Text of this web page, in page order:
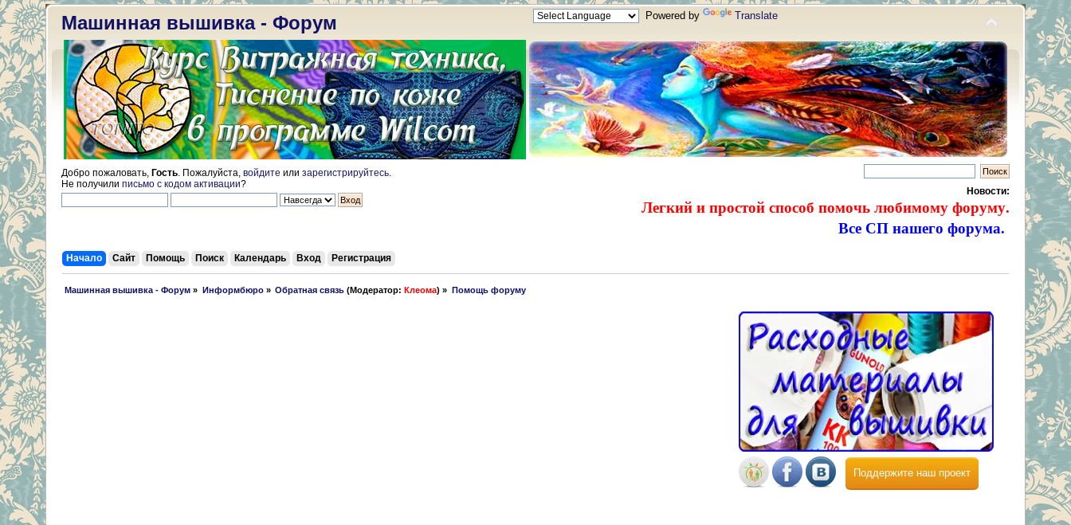
Машинная вышивка - Форум Powered by Translate
Добро пожаловать, Гость . Пожалуйста, войдите или зарегистрируйтесь
Не получили письмо с кодом активации?
Новости:
Легкий и простой способ помочь любимому форуму.
Все СП нашего форума.
Начало Сайт Помощь Поиск Календарь Вход Регистрация
Машинная вышивка - Форум » Информбюро» Обратная связь (Модератор:Клеома) » Помощь форуму
Поддержите наш проект